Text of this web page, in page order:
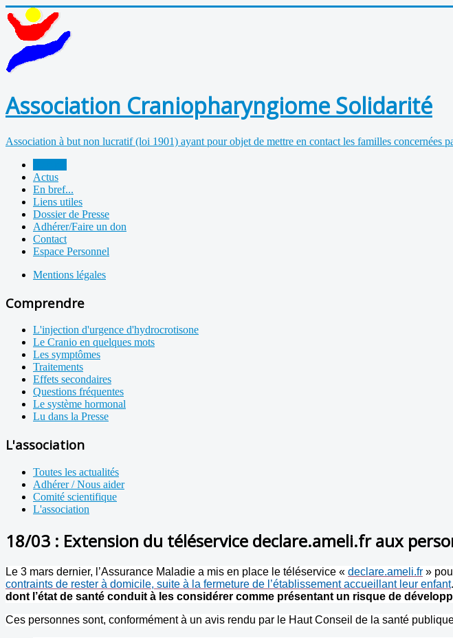
Association Craniopharyngiome Solidarité
Association à but non lucratif (loi 1901) ayant pour objet de mettre en contact les familles concernées
Actus
En bref...
Liens utiles
Dossier de Presse
Adhérer/Faire un don
Contact
Espace Personnel
Mentions légales
Comprendre
L'injection d'urgence d'hydrocrotisone
Le Cranio en quelques mots
Les symptômes
Traitements
Effets secondaires
Questions fréquentes
Le système hormonal
Lu dans la Presse
L'association
Toutes les actualités
Adhérer / Nous aider
Comité scientifique
L'association
18/03 : Extension du téléservice declare.ameli.fr aux
Le 3 mars dernier, l’Assurance Maladie a mis en place le téléservice « declare.ameli.fr »
contraints de rester à domicile, suite à la fermeture de l’établissement accueillant leur enfant.
dont l’état de santé conduit à les considérer comme présentant un risque de
Ces personnes sont, conformément à un avis rendu par le Haut Conseil de la santé